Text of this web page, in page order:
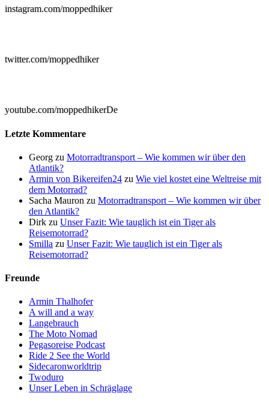
instagram.com/moppedhiker
twitter.com/moppedhiker
youtube.com/moppedhikerDe
Letzte Kommentare
Georg zu Motorradtransport – Wie kommen wir über den
Atlantik?
Armin von Bikereifen24 zu Wie viel kostet eine Weltreise mit
dem Motorrad?
Sacha Mauron zu Motorradtransport – Wie kommen wir über
den Atlantik?
Dirk zu Unser Fazit: Wie tauglich ist ein Tiger als
Reisemotorrad?
Smilla zu Unser Fazit: Wie tauglich ist ein Tiger als
Reisemotorrad?
Freunde
Armin Thalhofer
A will and a way
Langebrauch
The Moto Nomad
Pegasoreise Podcast
Ride 2 See the World
Sidecaronworldtrip
Twoduro
Unser Leben in Schräglage